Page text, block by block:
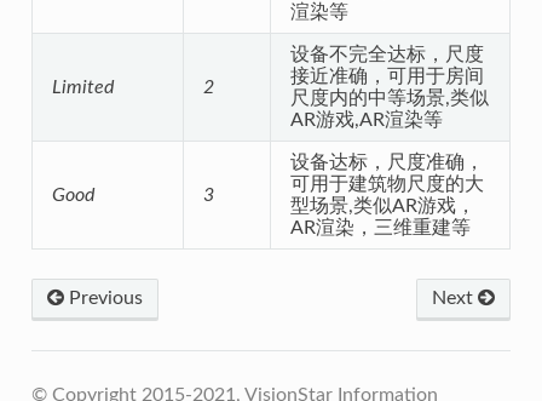
渲染等
Limited 2
设备不完全达标，尺度
接近准确，可用于房间
尺度内的中等场景,类似
AR游戏,AR渲染等
Good 3
设备达标，尺度准确，
可用于建筑物尺度的大
型场景,类似AR游戏，
AR渲染，三维重建等
Next
Previous
© Copyright 2015-2021, VisionStar Information